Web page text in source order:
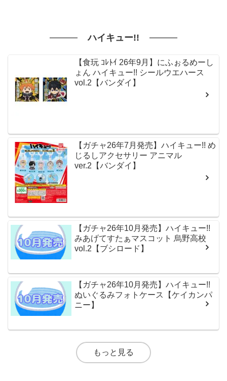
ハイキュー!!
【食玩 ｺﾚﾄｲ 26年9月】にふぉるめーし
ょん ハイキュー!! シールウエハース
vol.2【バンダイ】
【ガチャ26年7月発売】ハイキュー!! め
じるしアクセサリー アニマル
ver.2【バンダイ】
【ガチャ26年10月発売】ハイキュー!!
みあげてすたぁマスコット 烏野高校
vol.2【ブシロード】
【ガチャ26年10月発売】ハイキュー!!
ぬいぐるみフォトケース【ケイカンパ
ニー】
もっと見る